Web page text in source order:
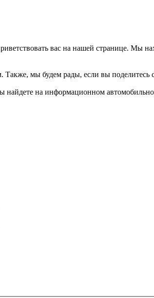
вас на нашей странице. Мы
мы будем рады, если вы поделитесь
на информационном